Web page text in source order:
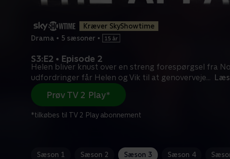
Kræver SkyShowtime
Drama • 5 sæsoner •
S3:E2 • Episode 2
Helen bliver knust over en streng forespørgsel fra
udfordringer får Helen og Vik til at genoverveje...
Prøv TV 2 Play*
*tilkøbes til TV 2 Play abonnement
Sæson 1 Sæson 2 Sæson 3 Sæson 4